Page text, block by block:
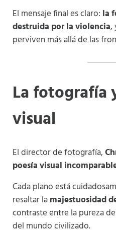
El mensaje final es claro: la
destruida por la violencia,
perviven más allá de las
La fotografía
visual
El director de fotografía,
poesía visual
Cada plano está
resaltar lamajestuosidad
contraste entre la pureza
del mundo civilizado.